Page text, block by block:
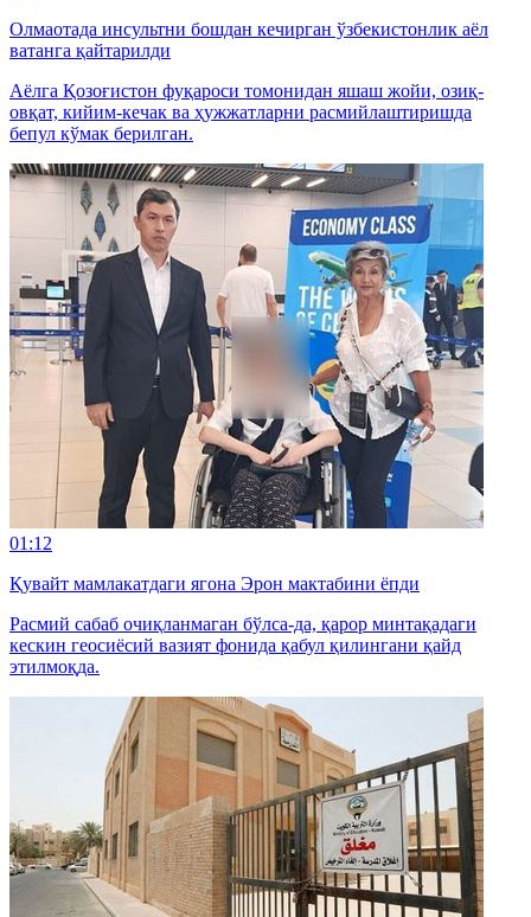
Олмаотада инсультни бошдан кечирган ўзбекистонлик аёл
ватанга қайтарилди
Аёлга Қозоғистон фуқароси томонидан яшаш жойи, озиқ-
овқат, кийим-кечак ва ҳужжатларни расмийлаштиришда
бепул кўмак берилган.
01:12
Қувайт мамлакатдаги ягона Эрон мактабини ёпди
Расмий сабаб очиқланмаган бўлса-да, қарор минтақадаги
кескин геосиёсий вазият фонида қабул қилингани қайд
этилмоқда.